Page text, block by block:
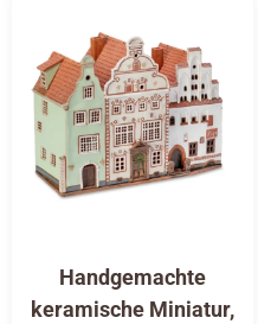
Handgemachte
keramische Miniatur,